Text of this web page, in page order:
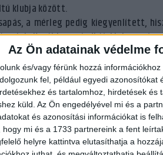
Az Ön adatainak védelme
és/vagy férünk hozzá
fel, például egyedi
és tartalomhoz, hirdetések
küld. Az Ön engedélyével mi és a
és azonosítási információkat is
hogy mi és a 1733 partnereink a fent
helyre kattintva elutasíthatja a
klubja között.
a mérleg pedig kiegyenlített,
Korábban mindkét klub nyert
– eljutott a csúcsra. Az elmúlt években
sikerrel zárult a piros-fehér
öt meccsen maradt pont nélkül.
hármat megnyertek
két találattal lemaradva
nevelésű Borgyos Panna és
érkezése után került Dunaújvárosba.
A Békéscsaba elleni magabiztos,